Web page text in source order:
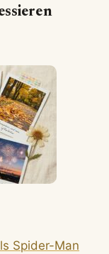
Spider-Man